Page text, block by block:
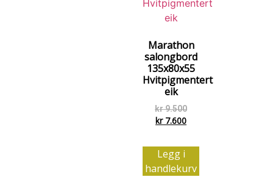
Marathon
salongbord
135x80x55
Hvitpigmentert
eik
kr9.500
kr7.600
Legg i
handlekurv